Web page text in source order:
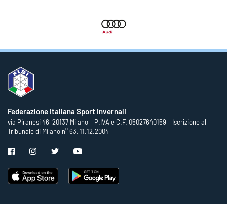
Federazione Italiana Sport Invernali
via Piranesi 46, 20137 Milano – P.IVA e C.F. 05027640159 – Iscrizione al
Tribunale di Milano n° 63, 11.12.2004